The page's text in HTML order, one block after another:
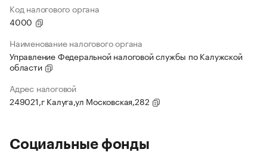
Код налогового органа
4000
Наименование налогового органа
Управление Федеральной налоговой службы по Калужской
области
Адрес налоговой
249021,г Калуга,ул Московская,282
Социальные фонды